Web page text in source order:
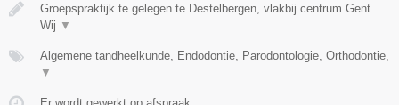
Groepspraktijk te gelegen te Destelbergen, vlakbij centrum Gent.
Wij ▼
Algemene tandheelkunde, Endodontie, Parodontologie, Orthodontie,
▼